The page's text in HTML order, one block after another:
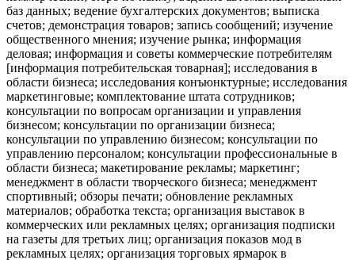
баз данных; ведение бухгалтерских документов; выписка
счетов; демонстрация товаров; запись сообщений; изучение
общественного мнения; изучение рынка; информация
деловая; информация и советы коммерческие потребителям
[информация потребительская товарная]; исследования в
области бизнеса; исследования конъюнктурные; исследования
маркетинговые; комплектование штата сотрудников;
консультации по вопросам организации и управления
бизнесом; консультации по организации бизнеса;
консультации по управлению бизнесом; консультации по
управлению персоналом; консультации профессиональные в
области бизнеса; макетирование рекламы; маркетинг;
менеджмент в области творческого бизнеса; менеджмент
спортивный; обзоры печати; обновление рекламных
материалов; обработка текста; организация выставок в
коммерческих или рекламных целях; организация подписки
на газеты для третьих лиц; организация показов мод в
рекламных целях; организация торговых ярмарок в